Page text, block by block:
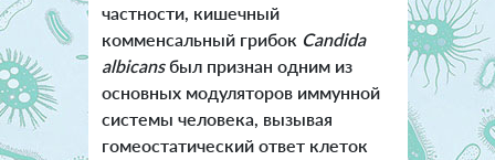
частности, кишечный
комменсальный грибок Candida
albicansбыл признан одним из
основных модуляторов иммунной
системы человека, вызывая
гомеостатический ответ клеток